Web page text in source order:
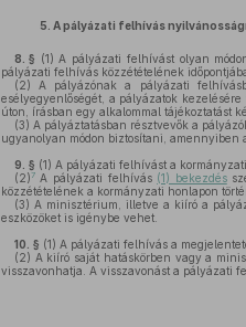
5. A pályázati felhívás
8. § (1) A pályázati felhívást olyan
pályázati felhívás közzétételének
(2) A pályázónak a pályázati
esélyegyenlőségét, a pályázatok
úton, írásban egy alkalommal tájékoztatást
(3) A pályáztatásban résztvevők a
ugyanolyan módon biztosítani,
9. § (1) A pályázati felhívást a
(2)7A pályázati felhívás (1) bekezdés
közzétételének a kormányzati honlapon
(3) A minisztérium, illetve a kiíró a
eszközöket is igénybe vehet.
10. § (1) A pályázati felhívás a
(2) A kiíró saját hatáskörben vagy a
visszavonhatja. A visszavonást a pályázati